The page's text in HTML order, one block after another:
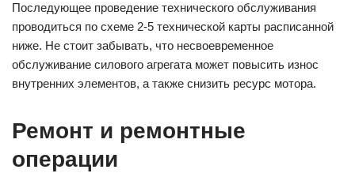
Последующее проведение технического обслуживания
проводиться по схеме 2-5 технической карты расписанной
ниже. Не стоит забывать, что несвоевременное
обслуживание силового агрегата может повысить износ
внутренних элементов, а также снизить ресурс мотора.
Ремонт и ремонтные
операции